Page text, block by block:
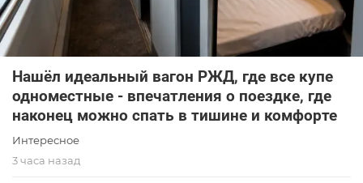
Нашёл идеальный вагон РЖД, где все купе
одноместные - впечатления о поездке, где
наконец можно спать в тишине и комфорте
Интересное
3 часа назад